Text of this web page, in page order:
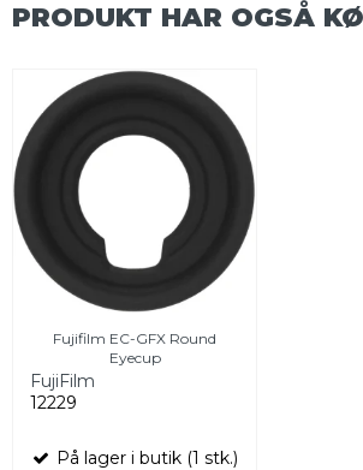
PRODUKT HAR OGSÅ
Fujifilm EC-GFX Round
Eyecup
FujiFilm
12229
På lager i butik (1 stk.)